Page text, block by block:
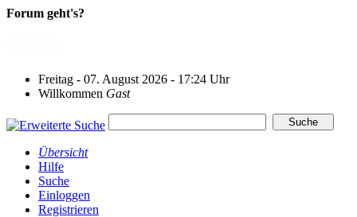
Forum geht's?
Freitag - 07. August 2026 - 17:24 Uhr
Willkommen Gast
Übersicht
Hilfe
Suche
Einloggen
Registrieren